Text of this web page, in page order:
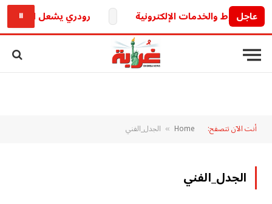
عاجل رودري يشعل الميركاتو
⏸
أنت الآن تتصفح: Home
» الجدل_الفني
الجدل_الفني